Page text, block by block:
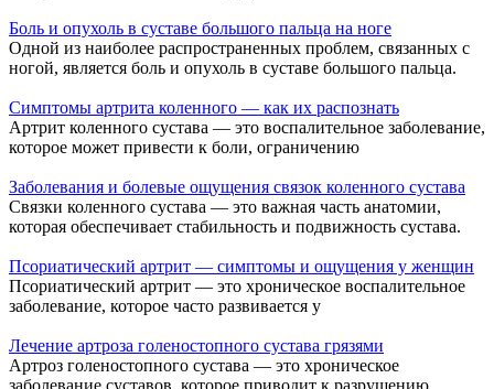
Боль и опухоль в суставе большого пальца на ноге
Одной из наиболее распространенных проблем, связанных с
ногой, является боль и опухоль в суставе большого пальца.
Симптомы артрита коленного — как их распознать
Артрит коленного сустава — это воспалительное заболевание,
которое может привести к боли, ограничению
Заболевания и болевые ощущения связок коленного сустава
Связки коленного сустава — это важная часть анатомии,
которая обеспечивает стабильность и подвижность сустава.
Псориатический артрит — симптомы и ощущения у женщин
Псориатический артрит — это хроническое воспалительное
заболевание, которое часто развивается у
Лечение артроза голеностопного сустава грязями
Артроз голеностопного сустава — это хроническое
заболевание суставов, которое приводит к разрушению